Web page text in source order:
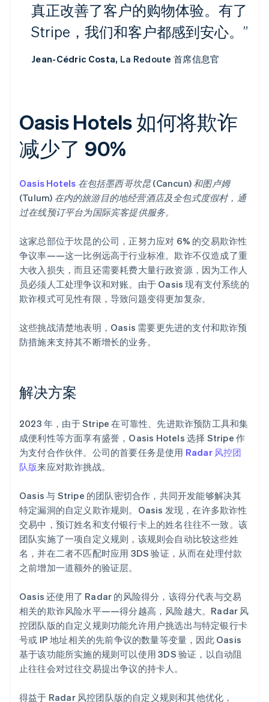
真正改善了客户的购物体验。有了
Stripe，我们和客户都感到安心。”
Jean-Cédric Costa, La Redoute 首席信息官
Oasis Hotels 如何将欺诈
减少了 90%
Oasis Hotels 在包括墨西哥坎昆 (Cancun) 和图卢姆
(Tulum) 在内的旅游目的地经营酒店及全包式度假村，通
过在线预订平台为国际宾客提供服务。
这家总部位于坎昆的公司，正努力应对 6% 的交易欺诈性
争议率——这一比例远高于行业标准。欺诈不仅造成了重
大收入损失，而且还需要耗费大量行政资源，因为工作人
员必须人工处理争议和对账。由于 Oasis 现有支付系统的
欺诈模式可见性有限，导致问题变得更加复杂。
这些挑战清楚地表明，Oasis 需要更先进的支付和欺诈预
防措施来支持其不断增长的业务。
解决方案
2023 年，由于 Stripe 在可靠性、先进欺诈预防工具和集
成便利性等方面享有盛誉，Oasis Hotels 选择 Stripe 作
为支付合作伙伴。公司的首要任务是使用 Radar 风控团
队版来应对欺诈挑战。
Oasis 与 Stripe 的团队密切合作，共同开发能够解决其
特定漏洞的自定义欺诈规则。Oasis 发现，在许多欺诈性
交易中，预订姓名和支付银行卡上的姓名往往不一致。该
团队实施了一项自定义规则，该规则会自动比较这些姓
名，并在二者不匹配时应用 3DS 验证，从而在处理付款
之前增加一道额外的验证层。
Oasis 还使用了 Radar 的风险得分，该得分代表与交易
相关的欺诈风险水平——得分越高，风险越大。Radar 风
控团队版的自定义规则功能允许用户挑选出与特定银行卡
号或 IP 地址相关的先前争议的数量等变量，因此 Oasis
基于该功能所实施的规则可以使用 3DS 验证，以自动阻
止往往会对过往交易提出争议的持卡人。
得益于 Radar 风控团队版的自定义规则和其他优化，